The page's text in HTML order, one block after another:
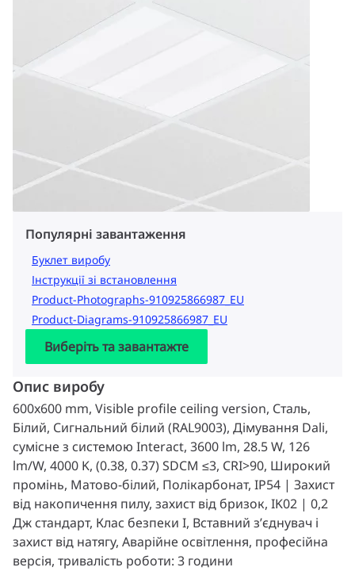
Популярні завантаження
Буклет виробу
Інструкції зі встановлення
Product-Photographs-910925866987_EU
Product-Diagrams-910925866987_EU
Виберіть та завантажте
Опис виробу
600x600 mm, Visible profile ceiling version, Сталь,
Білий, Сигнальний білий (RAL9003), Дімування Dali,
сумісне з системою Interact, 3600 lm, 28.5 W, 126
lm/W, 4000 K, (0.38, 0.37) SDCM ≤3, CRI>90, Широкий
промінь, Матово-білий, Полікарбонат, IP54 | Захист
від накопичення пилу, захист від бризок, IK02 | 0,2
Дж стандарт, Клас безпеки I, Вставний з’єднувач і
захист від натягу, Аварійне освітлення, професійна
версія, тривалість роботи: 3 години